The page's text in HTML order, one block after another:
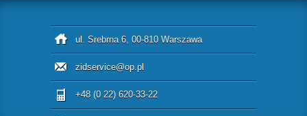
ul. Srebrna 6, 00-810 Warszawa
zidservice@op.pl
+48 (0 22) 620-33-22